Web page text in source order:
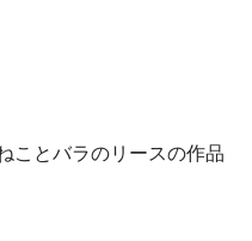
ことバラのリースの作品